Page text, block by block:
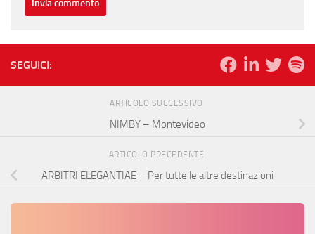
SEGUICI:
ARTICOLO SUCCESSIVO
NIMBY – Montevideo
ARTICOLO PRECEDENTE
ARBITRI ELEGANTIAE – Per tutte le altre destinazioni